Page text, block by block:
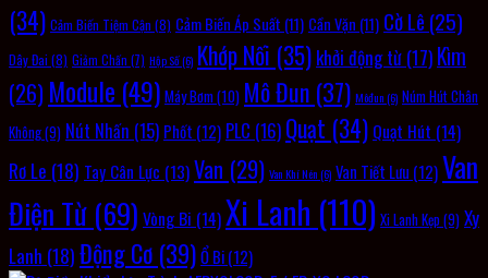
(34) Cảm Biến Tiệm Cận (8) Cảm Biến Áp Suất (11) Cần Vặn (11) Cờ Lê (25)
Dây Đai (8) Giảm Chấn (7) Hộp Số(6) Khớp Nối (35) khởi động từ (17) Kìm
(26) Module (49) Máy Bơm(10) Mô Đun (37) Môđun(6) Núm Hút Chân
Không(9) Nút Nhấn (15) Phốt (12) PLC (16) Quạt (34) Quạt Hút (14)
Rơ Le (18) Tay Cân Lực (13)Van (29) Van Khí Nén(6) Van Tiết Lưu (12)Van
Điện Từ (69) Vòng Bi (14)Xi Lanh (110) Xi Lanh Kẹp (9) Xy
Lanh (18)Động Cơ (39)Ổ Bi(12)